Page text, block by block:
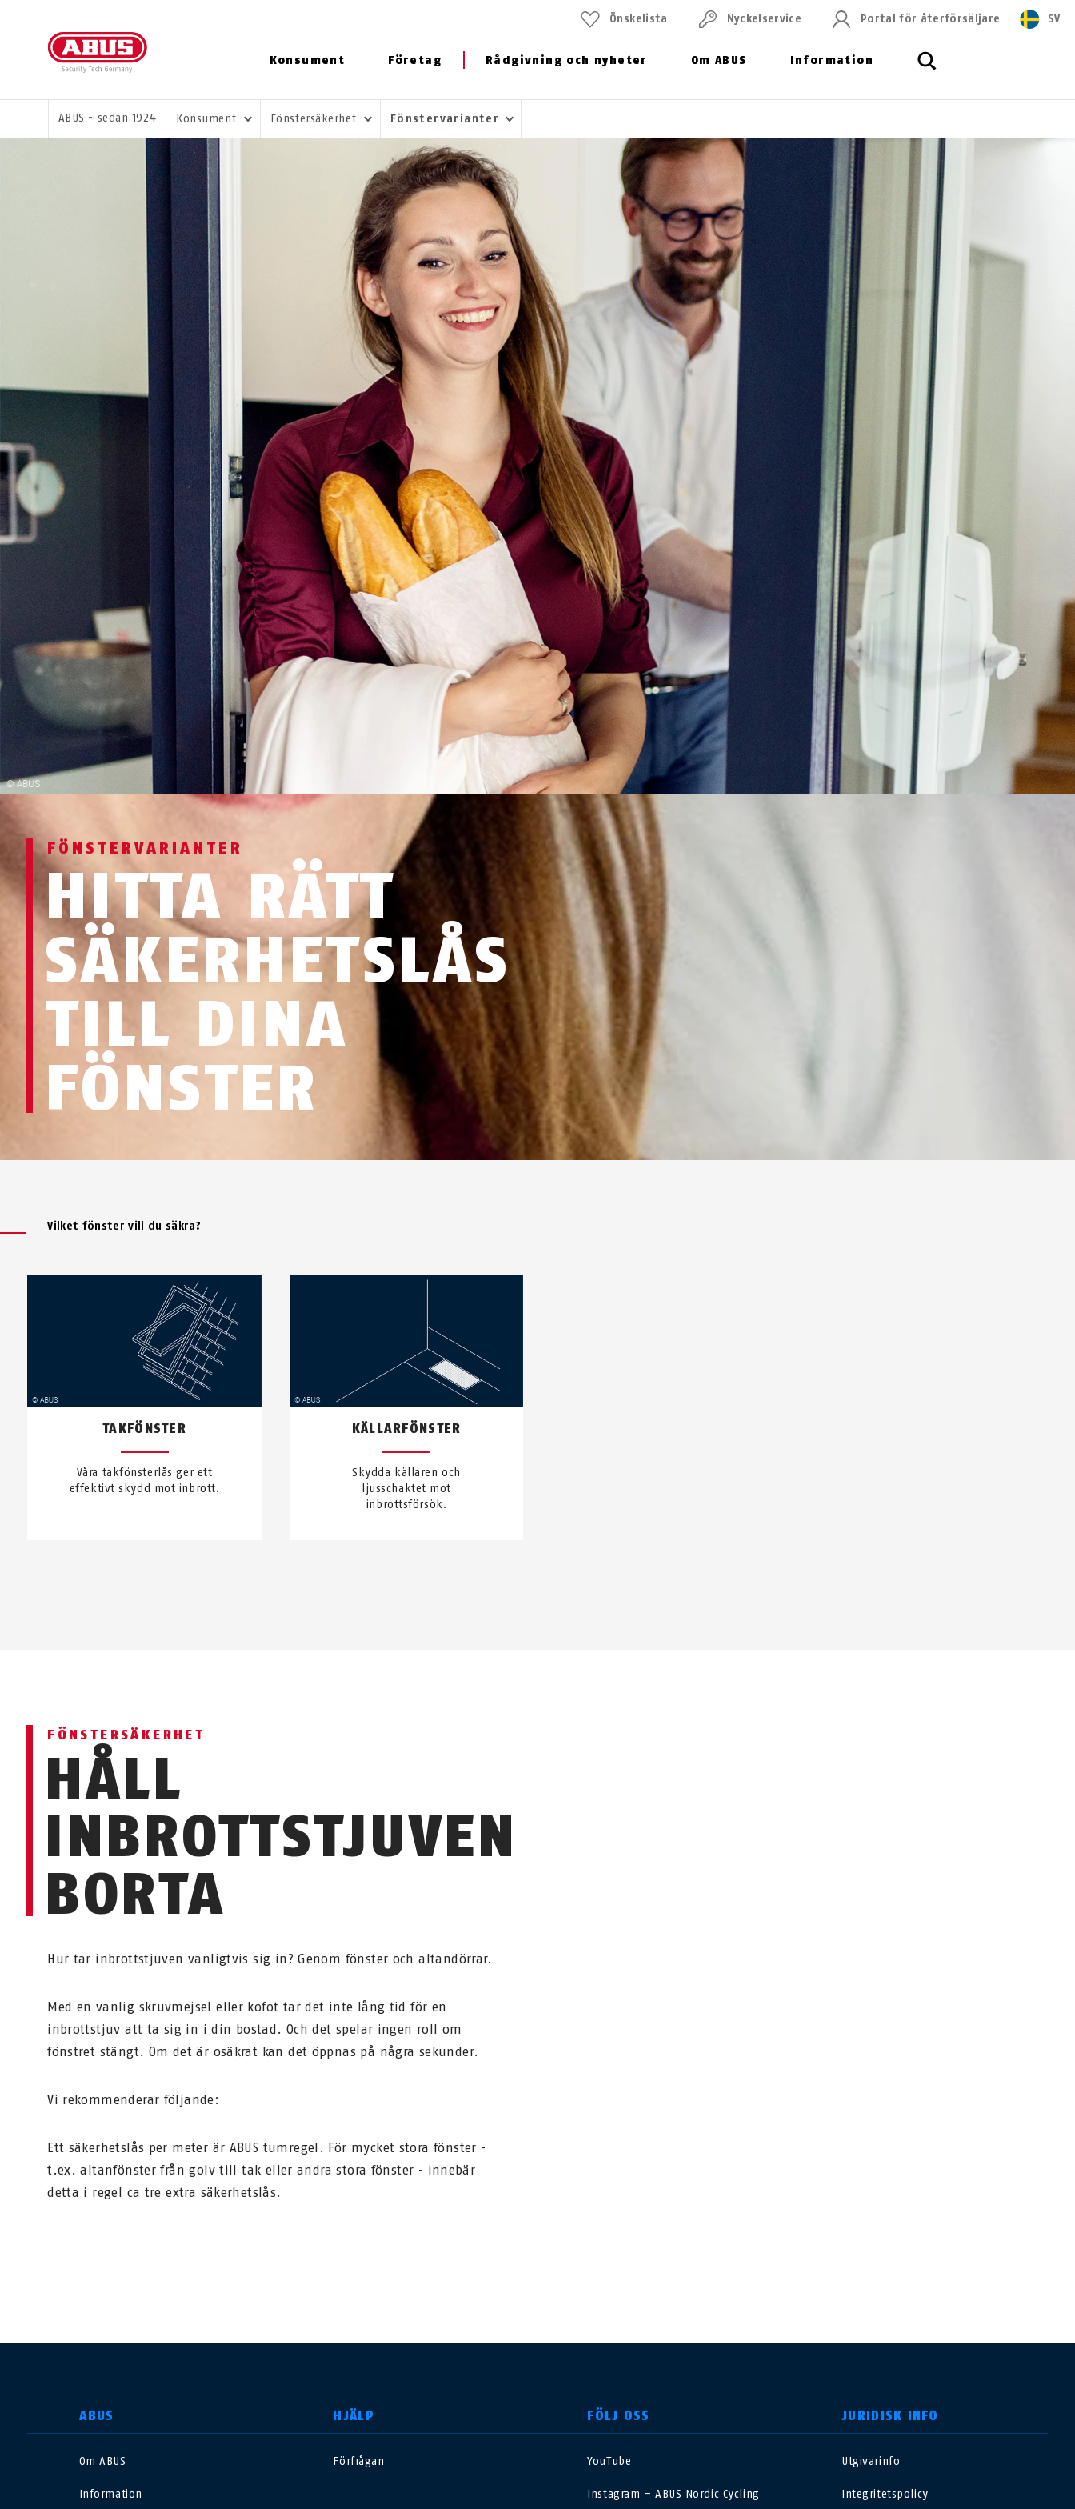
Konsument Företag Rådgivning och nyheter Om ABUS Information
Önskelista Nyckelservice Portal för återförsäljare SV
DU ÄR HÄR:
ABUS - sedan 1924 Konsument Fönstersäkerhet Fönstervarianter
FÖNSTERVARIANTER
HITTA RÄTT
SÄKERHETSLÅS
TILL DINA
FÖNSTER
Vilket fönster vill du säkra?
TAKFÖNSTER
Våra takfönsterlås ger ett
effektivt skydd mot inbrott.
KÄLLARFÖNSTER
Skydda källaren och
ljusschaktet mot
inbrottsförsök.
FÖNSTERSÄKERHET
HÅLL
INBROTTSTJUVEN
BORTA
Hur tar inbrottstjuven vanligtvis sig in? Genom fönster och altandörrar.
Med en vanlig skruvmejsel eller kofot tar det inte lång tid för en
inbrottstjuv att ta sig in i din bostad. Och det spelar ingen roll om
fönstret stängt. Om det är osäkrat kan det öppnas på några sekunder.
Vi rekommenderar följande:
Ett säkerhetslås per meter är ABUS tumregel. För mycket stora fönster -
t.ex. altanfönster från golv till tak eller andra stora fönster - innebär
detta i regel ca tre extra säkerhetslås.
ABUS
Om ABUS
Information
HJÄLP
Förfrågan
FÖLJ OSS
YouTube
Instagram – ABUS Nordic Cycling
JURIDISK INFO
Utgivarinfo
Integritetspolicy
SELECT COUNTRY